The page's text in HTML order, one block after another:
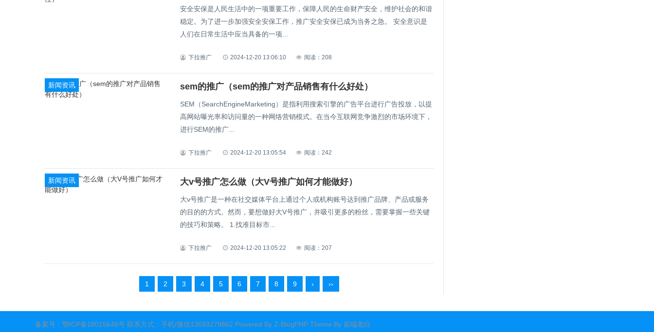
安全安保是人民生活中的一项重要工作，保障人民的生命财产安全，维护社会的和谐
稳定。为了进一步加强安全安保工作，推广安全安保已成为当务之急。 安全意识是
人们在日常生活中应当具备的一项...
下拉推广 2024-12-20 13:06:10 阅读：208
新闻资讯 sem的推广（sem的推广对产品销售有什么好处）
SEM（SearchEngineMarketing）是指利用搜索引擎的广告平台进行广告投放，以提
高网站曝光率和访问量的一种网络营销模式。在当今互联网竞争激烈的市场环境下，
进行SEM的推广...
下拉推广 2024-12-20 13:05:54 阅读：242
新闻资讯 大v号推广怎么做（大V号推广如何才能做好）
大v号推广是一种在社交媒体平台上通过个人或机构账号达到推广品牌、产品或服务
的目的的方式。然而，要想做好大V号推广，并吸引更多的粉丝，需要掌握一些关键
的技巧和策略。 1.找准目标市...
下拉推广 2024-12-20 13:05:22 阅读：207
1 2 3 4 5 6 7 8 9 › ››
备案号： 鄂ICP备18015646号 联系方式：手机/微信13693279862 Powered By Z-BlogPHP Theme By 前端老白